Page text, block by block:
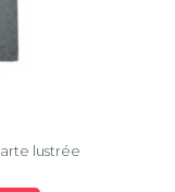
lustrée